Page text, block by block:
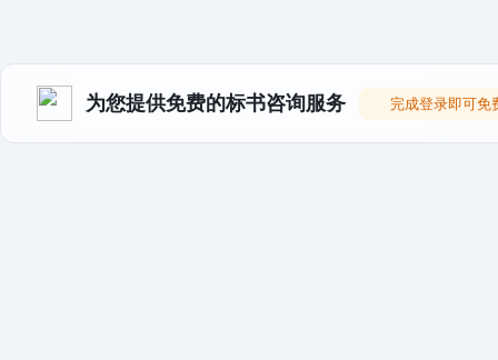
为您提供免费的标书咨询服务 完成登录即可免